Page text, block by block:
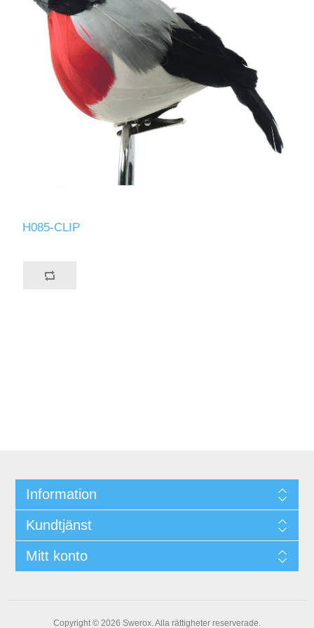
H085-CLIP
Information
Kundtjänst
Mitt konto
Copyright © 2026 Swerox. Alla rättigheter reserverade.